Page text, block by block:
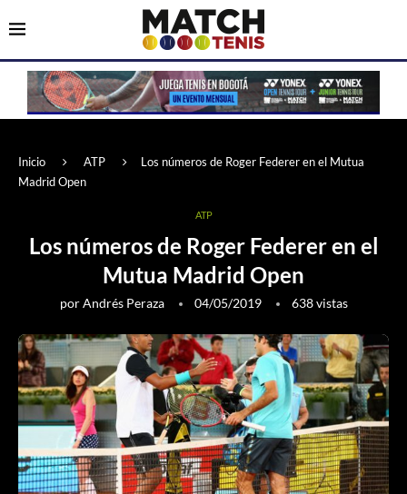
Inicio ATP
Los números de Roger Federer en el Mutua
Madrid Open
ATP
Los números de Roger Federer en el
Mutua Madrid Open
porAndrés Peraza 04/05/2019 638vistas